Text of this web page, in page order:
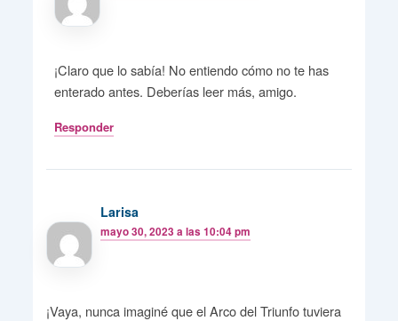
¡Claro que lo sabía! No entiendo cómo no te has
enterado antes. Deberías leer más, amigo.
Responder
Larisa
mayo 30, 2023 a las 10:04 pm
¡Vaya, nunca imaginé que el Arco del Triunfo tuviera